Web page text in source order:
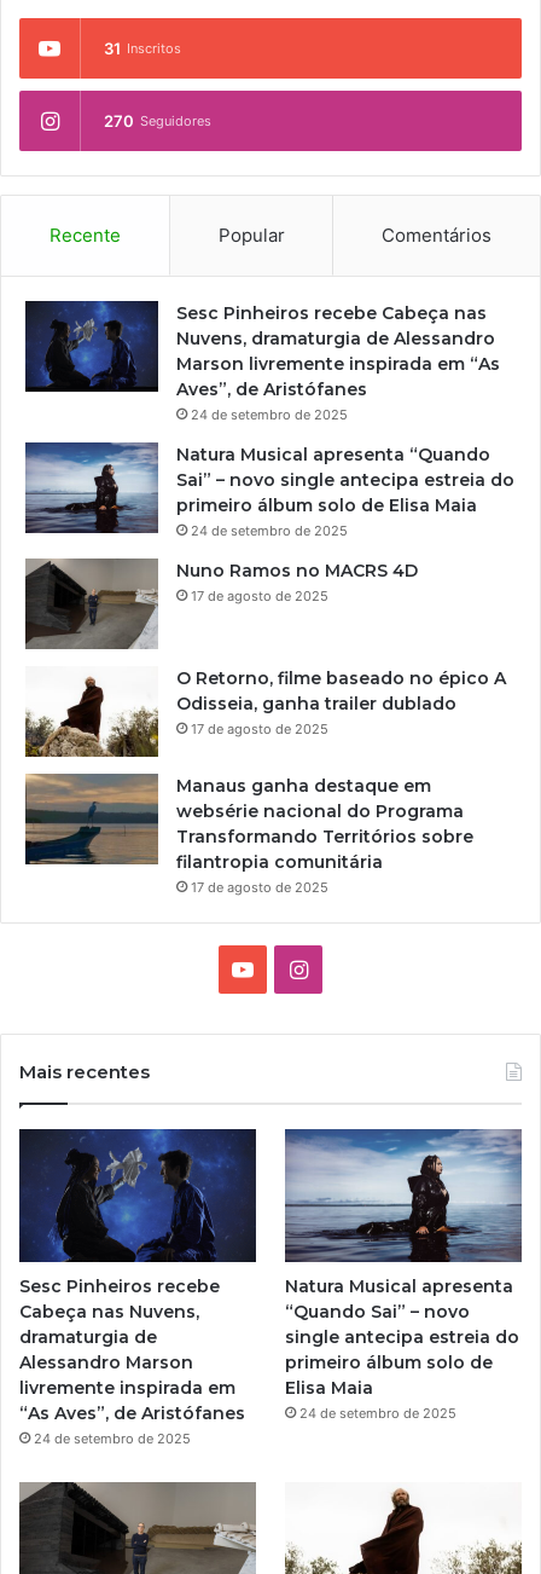
31 Inscritos
270 Seguidores
Recente Popular Comentários
Sesc Pinheiros recebe Cabeça nas
Nuvens, dramaturgia de Alessandro
Marson livremente inspirada em “As
Aves”, de Aristófanes
24 de setembro de 2025
Natura Musical apresenta “Quando
Sai” – novo single antecipa estreia do
primeiro álbum solo de Elisa Maia
24 de setembro de 2025
Nuno Ramos no MACRS 4D
17 de agosto de 2025
O Retorno, filme baseado no épico A
Odisseia, ganha trailer dublado
17 de agosto de 2025
Manaus ganha destaque em
websérie nacional do Programa
Transformando Territórios sobre
filantropia comunitária
17 de agosto de 2025
YouTubeInstagram
Mais recentes
Sesc Pinheiros recebe
Cabeça nas Nuvens,
dramaturgia de
Alessandro Marson
livremente inspirada em
“As Aves”, de Aristófanes
24 de setembro de 2025
Natura Musical apresenta
“Quando Sai” – novo
single antecipa estreia do
primeiro álbum solo de
Elisa Maia
24 de setembro de 2025